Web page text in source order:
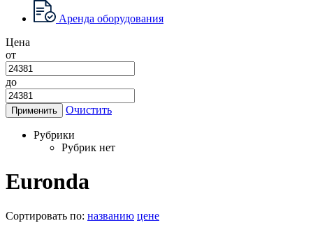
Аренда оборудования
Цена
от
до
Применить Очистить
Рубрики
Рубрик нет
Euronda
Сортировать по: названию цене